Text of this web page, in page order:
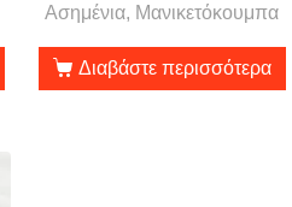
Ασημένια, Μανικετόκουμπα
Διαβάστε περισσότερα